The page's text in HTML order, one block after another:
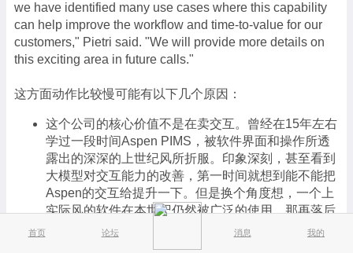
首页 论坛 消息 我的
we have identified many use cases where this capability
can help improve the workflow and time-to-value for our
customers," Pietri said. "We will provide more details on
this exciting area in future calls."
这方面动作比较慢可能有以下几个原因：
这个公司的核心价值不是在卖交互。曾经在15年左右
学过一段时间Aspen PIMS，被软件界面和操作所透
露出的深深的上世纪风所折服。印象深刻，甚至看到
大模型对交互能力的改善，第一时间就想到能不能把
Aspen的交互给提升一下。但是换个角度想，一个上
实际风的软件在本世纪仍然被广泛的使用，那再落后
一个世纪又何妨呢。